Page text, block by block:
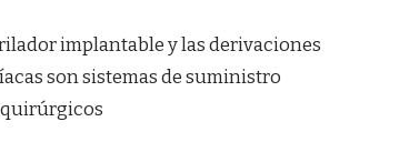
implantable y las derivaciones
son sistemas de suministro